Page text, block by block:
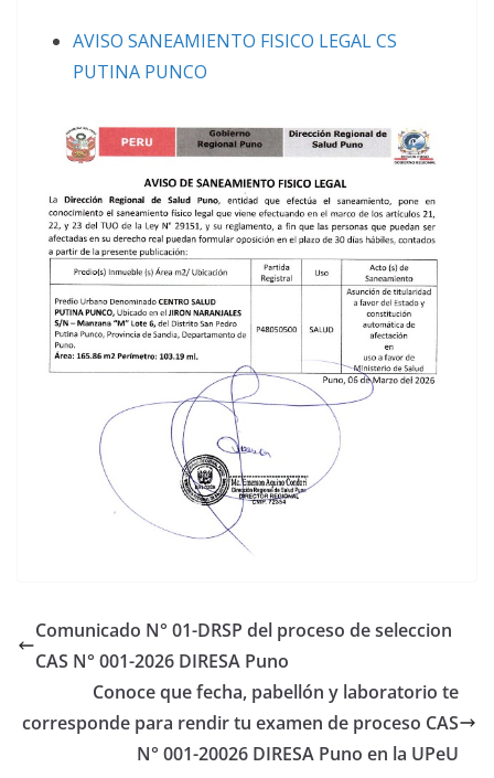
AVISO SANEAMIENTO FISICO LEGAL CS
PUTINA PUNCO
Comunicado N° 01-DRSP del proceso de seleccion
CAS N° 001-2026 DIRESA Puno
Conoce que fecha, pabellón y laboratorio te
corresponde para rendir tu examen de proceso CAS
N° 001-20026 DIRESA Puno en la UPeU